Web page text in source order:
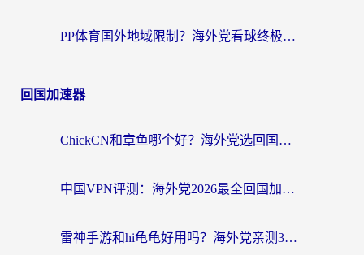
PP体育国外地域限制？海外党看球终极方案：从欧洲杯到奥运会，中文解说不卡顿！
回国加速器
ChickCN和章鱼哪个好？海外党选回国加速器的3个关键维度 + 实用避坑指南
中国VPN评测：海外党2026最全回国加速器选择指南，告别地区限制不踩坑
雷神手游和hi龟龟好用吗？海外党亲测3款回国加速器，教你选对国外到国内加速器